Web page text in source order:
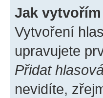
Jak
Vytvoření
upravujete
Přidat
nevidíte,